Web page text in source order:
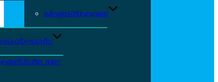
หลักสูตรปริญญาเอก
คณะบริหารธุจกิจ
ดุษฎีบัณฑิต สาขา